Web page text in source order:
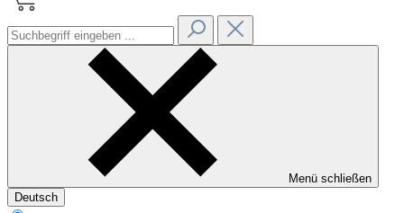
Menü schließen
Deutsch